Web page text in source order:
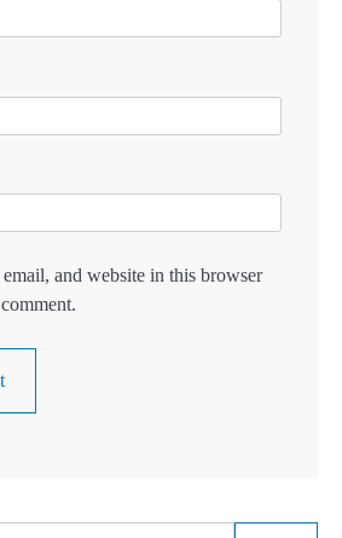
email, and website in this browser